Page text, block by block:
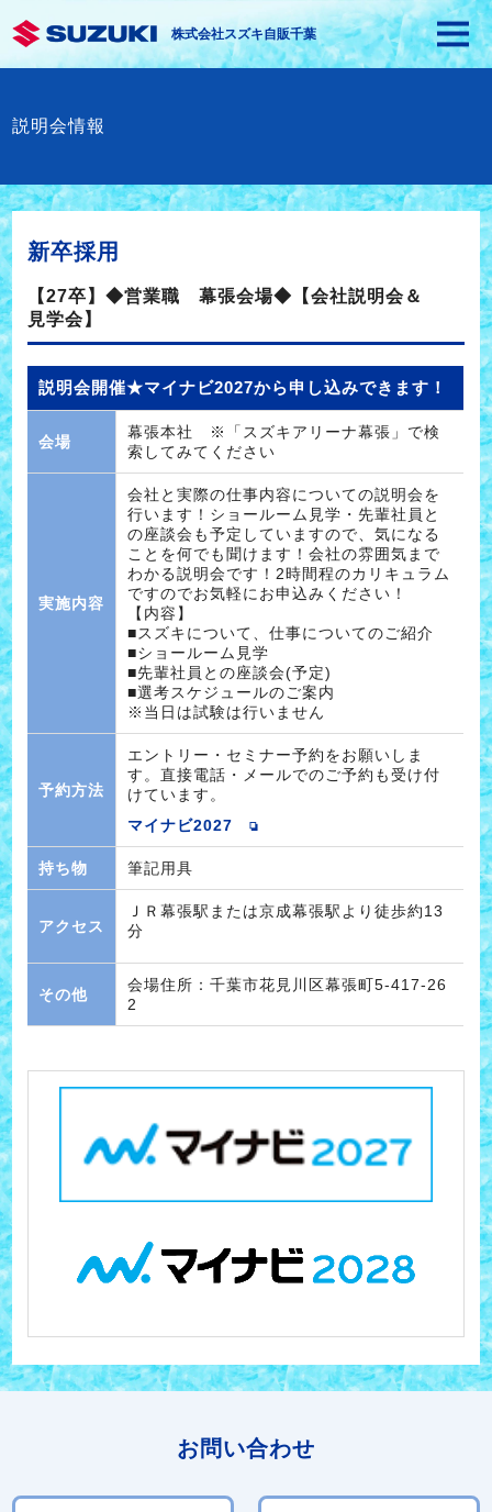
株式会社スズキ自販千葉
説明会情報
新卒採用
【27卒】◆営業職 幕張会場◆【会社説明会＆
見学会】
説明会開催★マイナビ2027から申し込みできます！
会場
幕張本社 ※「スズキアリーナ幕張」で検
索してみてください
実施内容
会社と実際の仕事内容についての説明会を
行います！ショールーム見学・先輩社員と
の座談会も予定していますので、気になる
ことを何でも聞けます！会社の雰囲気まで
わかる説明会です！2時間程のカリキュラム
ですのでお気軽にお申込みください！
【内容】
■スズキについて、仕事についてのご紹介
■ショールーム見学
■先輩社員との座談会(予定)
■選考スケジュールのご案内
※当日は試験は行いません
予約方法
エントリー・セミナー予約をお願いしま
す。直接電話・メールでのご予約も受け付
けています。
マイナビ2027
持ち物 筆記用具
アクセス
ＪＲ幕張駅または京成幕張駅より徒歩約13
分
その他
会場住所：千葉市花見川区幕張町5-417-26
2
お問い合わせ